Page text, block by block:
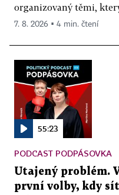
organizovaný těmi,
7. 8. 2026 ▪ 4 min. čtení
55:23
PODCAST PODPÁSOVKA
Utajený problém.
první volby, kdy